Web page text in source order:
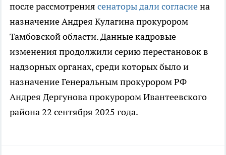
после рассмотрения сенаторы дали согласиена
назначение Андрея Кулагина прокурором
Тамбовской области. Данные кадровые
изменения продолжили серию перестановок в
надзорных органах, среди которых было и
назначение Генеральным прокурором РФ
Андрея Дергунова прокурором Ивантеевского
района 22 сентября 2025 года.